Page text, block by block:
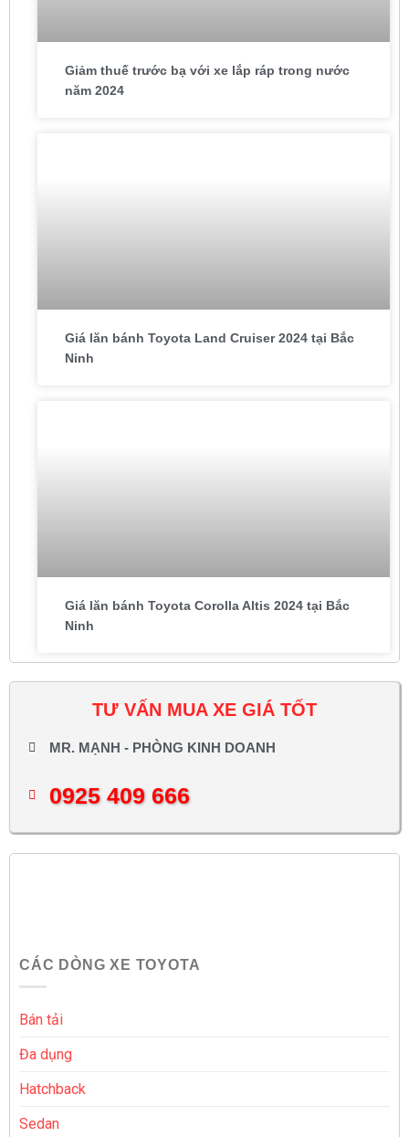
Giảm thuế trước bạ với xe lắp ráp trong nước
năm 2024
Giá lăn bánh Toyota Land Cruiser 2024 tại Bắc
Ninh
Giá lăn bánh Toyota Corolla Altis 2024 tại Bắc
Ninh
TƯ VẤN MUA XE GIÁ TỐT
MR. MẠNH - PHÒNG KINH DOANH
0925 409 666
CÁC DÒNG XE TOYOTA
Bán tải
Đa dụng
Hatchback
Sedan